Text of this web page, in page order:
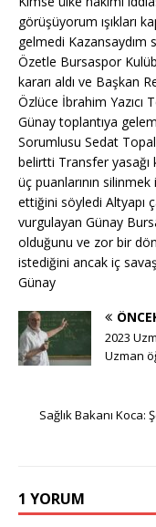
görüşüyorum ışıkları
gelmedi Kazansaydım
Özetle Bursaspor
kararı aldı ve Başkan
Özlüce İbrahim Yazıcı
Günay toplantıya
Sorumlusu Sedat
belirtti Transfer yasağı
üç puanlarının
ettiğini söyledi Altyapı
vurgulayan Günay
olduğunu ve zor bir
istediğini ancak iç
Günay
2023
Uzman
Sağlık Bakanı
1 YORUM